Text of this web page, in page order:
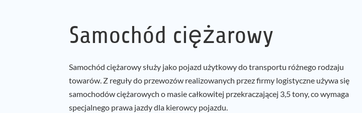
Samochód ciężarowy
Samochód ciężarowy służy jako pojazd użytkowy do transportu różnego rodzaju
towarów. Z reguły do przewozów realizowanych przez firmy logistyczne używa się
samochodów ciężarowych o masie całkowitej przekraczającej 3,5 tony, co wymaga
specjalnego prawa jazdy dla kierowcy pojazdu.